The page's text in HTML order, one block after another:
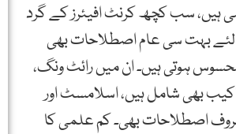
ہیں، سب کچھ کرنٹ افیئرز کے گرد
لئے بہت سی عام اصطلاحات بھی
ہوتی ہیں۔ ان میں رائٹ ونگ،
بھی شامل ہیں، اسلامسٹ اور
اصطلاحات بھی۔ کم علمی کا